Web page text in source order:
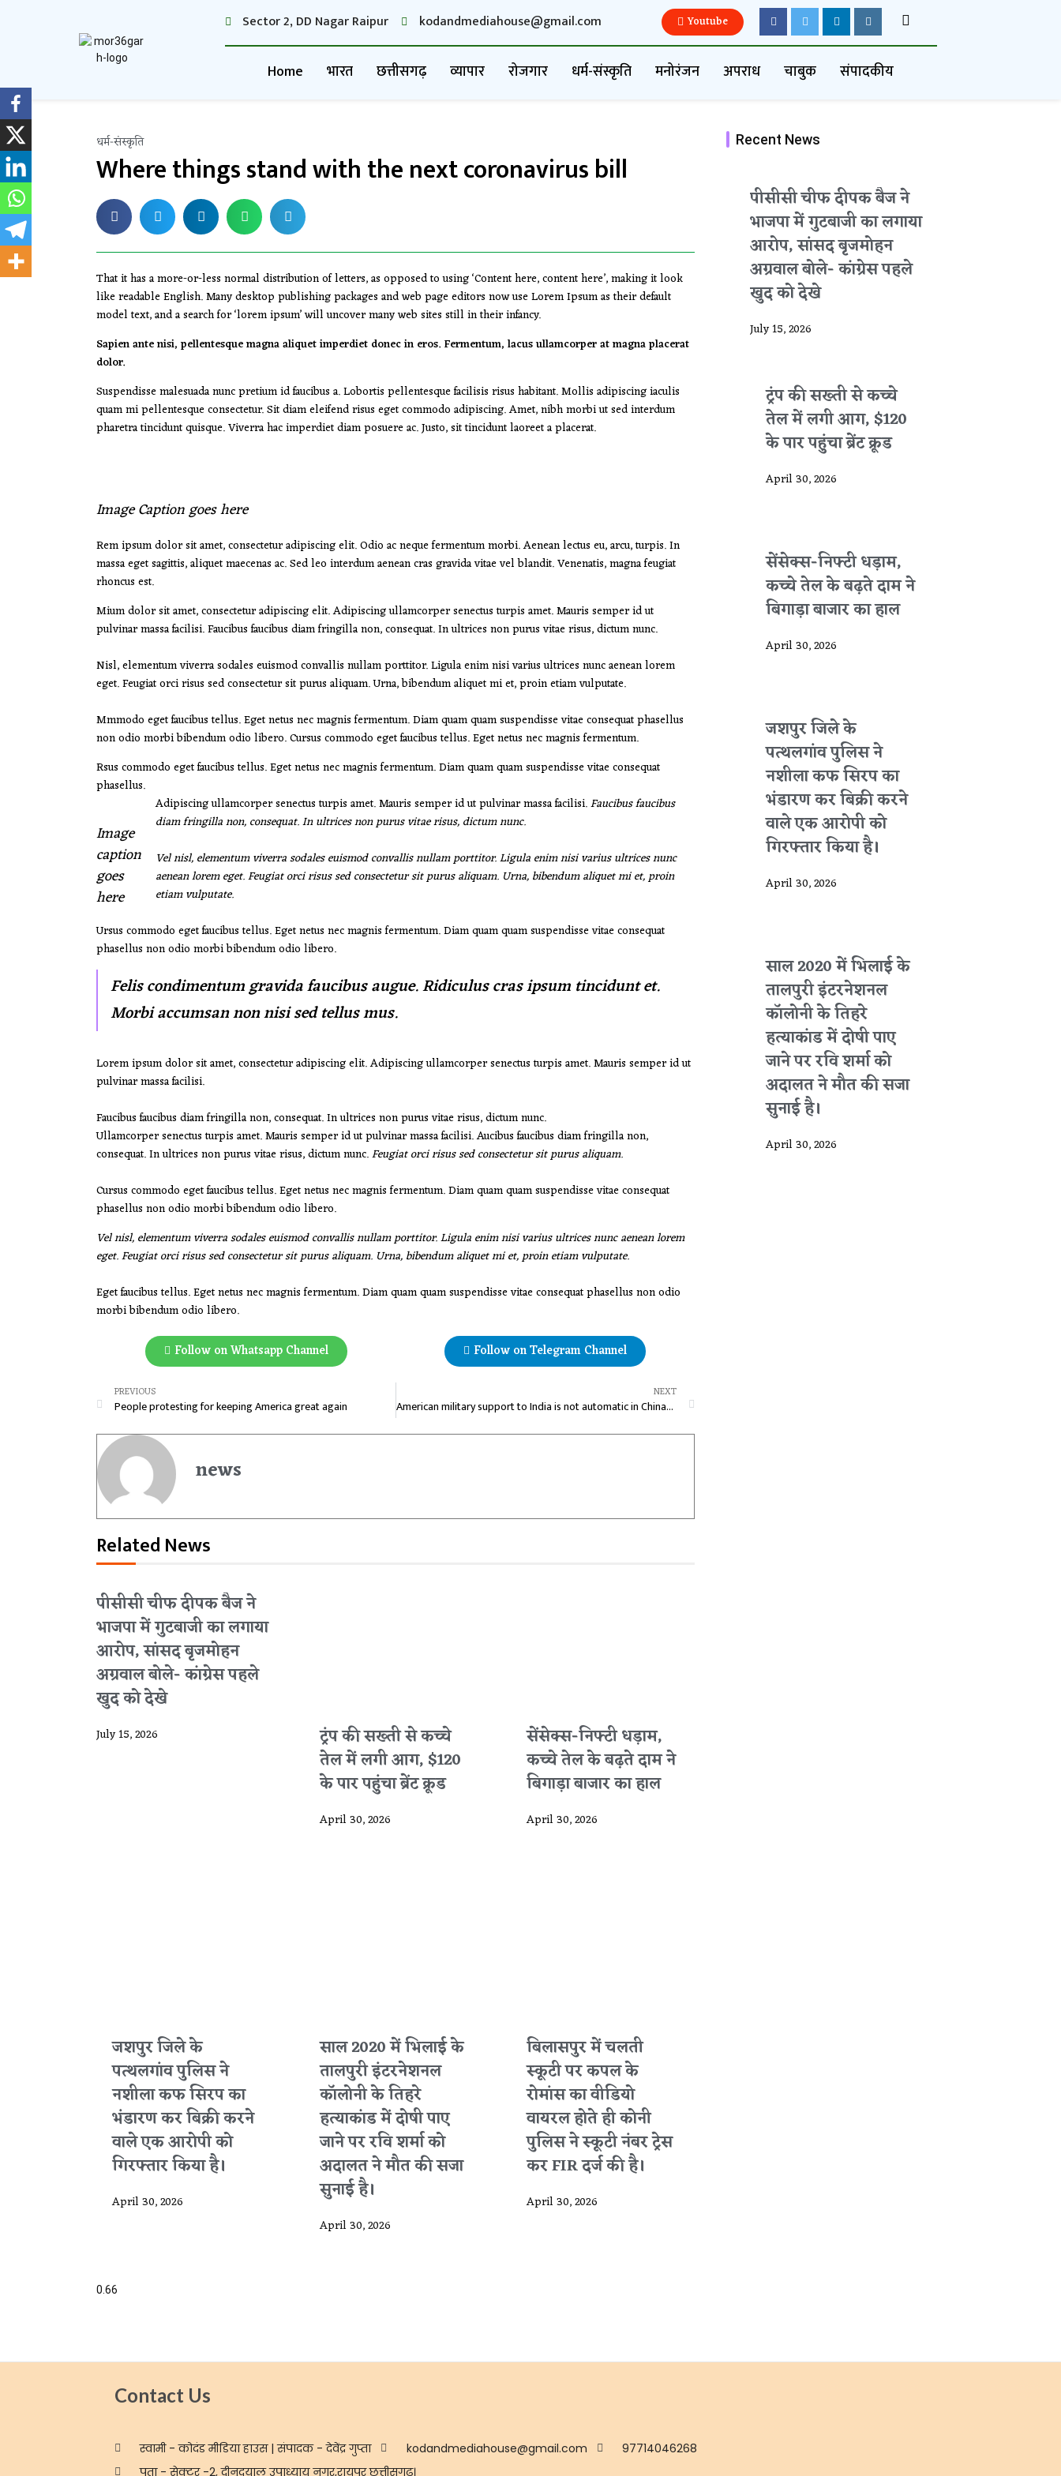
Sector 2, DD Nagar Raipur kodandmediahouse@gmail.com Youtube
Home भारत छत्तीसगढ़ व्यापार रोजगार धर्म-संस्कृति मनोरंजन अपराध चाबुक संपादकीय
धर्म-संस्कृति
Where things stand with the next coronavirus bill
That it has a more-or-less normal distribution of letters, as opposed to using ‘Content here, content here’, making it look
like readable English. Many desktop publishing packages and web page editors now use Lorem Ipsum as their default
model text, and a search for ‘lorem ipsum’ will uncover many web sites still in their infancy.
Sapien ante nisi, pellentesque magna aliquet imperdiet donec in eros. Fermentum, lacus ullamcorper at magna placerat
dolor.
Suspendisse malesuada nunc pretium id faucibus a. Lobortis pellentesque facilisis risus habitant. Mollis adipiscing iaculis
quam mi pellentesque consectetur. Sit diam eleifend risus eget commodo adipiscing. Amet, nibh morbi ut sed interdum
pharetra tincidunt quisque. Viverra hac imperdiet diam posuere ac. Justo, sit tincidunt laoreet a placerat.
Image Caption goes here
Rem ipsum dolor sit amet, consectetur adipiscing elit. Odio ac neque fermentum morbi. Aenean lectus eu, arcu, turpis. In
massa eget sagittis, aliquet maecenas ac. Sed leo interdum aenean cras gravida vitae vel blandit. Venenatis, magna feugiat
rhoncus est.
Mium dolor sit amet, consectetur adipiscing elit. Adipiscing ullamcorper senectus turpis amet. Mauris semper id ut
pulvinar massa facilisi. Faucibus faucibus diam fringilla non, consequat. In ultrices non purus vitae risus, dictum nunc.
Nisl, elementum viverra sodales euismod convallis nullam porttitor. Ligula enim nisi varius ultrices nunc aenean lorem
eget. Feugiat orci risus sed consectetur sit purus aliquam. Urna, bibendum aliquet mi et, proin etiam vulputate.
Mmmodo eget faucibus tellus. Eget netus nec magnis fermentum. Diam quam quam suspendisse vitae consequat phasellus
non odio morbi bibendum odio libero. Cursus commodo eget faucibus tellus. Eget netus nec magnis fermentum.
Rsus commodo eget faucibus tellus. Eget netus nec magnis fermentum. Diam quam quam suspendisse vitae consequat
phasellus.
Image
caption
goes
here
Adipiscing ullamcorper senectus turpis amet. Mauris semper id ut pulvinar massa facilisi.Faucibus faucibus
diam fringilla non, consequat. In ultrices non purus vitae risus, dictum nunc.
Vel nisl, elementum viverra sodales euismod convallis nullam porttitor. Ligula enim nisi varius ultrices nunc
aenean lorem eget. Feugiat orci risus sed consectetur sit purus aliquam. Urna, bibendum aliquet mi et, proin
etiam vulputate.
Ursus commodo eget faucibus tellus. Eget netus nec magnis fermentum. Diam quam quam suspendisse vitae consequat
phasellus non odio morbi bibendum odio libero.
Felis condimentum gravida faucibus augue. Ridiculus cras ipsum tincidunt et.
Morbi accumsan non nisi sed tellus mus.
Lorem ipsum dolor sit amet, consectetur adipiscing elit. Adipiscing ullamcorper senectus turpis amet. Mauris semper id ut
pulvinar massa facilisi.
Faucibus faucibus diam fringilla non, consequat. In ultrices non purus vitae risus, dictum nunc.
Ullamcorper senectus turpis amet. Mauris semper id ut pulvinar massa facilisi. Aucibus faucibus diam fringilla non,
consequat. In ultrices non purus vitae risus, dictum nunc.Feugiat orci risus sed consectetur sit purus aliquam.
Cursus commodo eget faucibus tellus. Eget netus nec magnis fermentum. Diam quam quam suspendisse vitae consequat
phasellus non odio morbi bibendum odio libero.
Vel nisl, elementum viverra sodales euismod convallis nullam porttitor. Ligula enim nisi varius ultrices nunc aenean lorem
eget. Feugiat orci risus sed consectetur sit purus aliquam. Urna, bibendum aliquet mi et, proin etiam vulputate.
Eget faucibus tellus. Eget netus nec magnis fermentum. Diam quam quam suspendisse vitae consequat phasellus non odio
morbi bibendum odio libero.
Follow on Whatsapp Channel Follow on Telegram Channel
PREVIOUS
People protesting for keeping America great again
NEXT
American military support to India is not automatic in China-India war
news
Related News
पीसीसी चीफ दीपक बैज ने
भाजपा में गुटबाजी का लगाया
आरोप, सांसद बृजमोहन
अग्रवाल बोले- कांग्रेस पहले
खुद को देखे
July 15, 2026
ट्रंप की सख्ती से कच्चे
तेल में लगी आग, $120
के पार पहुंचा ब्रेंट क्रूड
April 30, 2026
सेंसेक्स-निफ्टी धड़ाम,
कच्चे तेल के बढ़ते दाम ने
बिगाड़ा बाजार का हाल
April 30, 2026
जशपुर जिले के
पत्थलगांव पुलिस ने
नशीला कफ सिरप का
भंडारण कर बिक्री करने
वाले एक आरोपी को
गिरफ्तार किया है।
April 30, 2026
साल 2020 में भिलाई के
तालपुरी इंटरनेशनल
कॉलोनी के तिहरे
हत्याकांड में दोषी पाए
जाने पर रवि शर्मा को
अदालत ने मौत की सजा
सुनाई है।
April 30, 2026
बिलासपुर में चलती
स्कूटी पर कपल के
रोमांस का वीडियो
वायरल होते ही कोनी
पुलिस ने स्कूटी नंबर ट्रेस
कर FIR दर्ज की है।
April 30, 2026
Recent News
पीसीसी चीफ दीपक बैज ने
भाजपा में गुटबाजी का लगाया
आरोप, सांसद बृजमोहन
अग्रवाल बोले- कांग्रेस पहले
खुद को देखे
July 15, 2026
ट्रंप की सख्ती से कच्चे
तेल में लगी आग, $120
के पार पहुंचा ब्रेंट क्रूड
April 30, 2026
सेंसेक्स-निफ्टी धड़ाम,
कच्चे तेल के बढ़ते दाम ने
बिगाड़ा बाजार का हाल
April 30, 2026
जशपुर जिले के
पत्थलगांव पुलिस ने
नशीला कफ सिरप का
भंडारण कर बिक्री करने
वाले एक आरोपी को
गिरफ्तार किया है।
April 30, 2026
साल 2020 में भिलाई के
तालपुरी इंटरनेशनल
कॉलोनी के तिहरे
हत्याकांड में दोषी पाए
जाने पर रवि शर्मा को
अदालत ने मौत की सजा
सुनाई है।
April 30, 2026
Contact Us
स्वामी - कोदंड मीडिया हाउस | संपादक - देवेंद्र गुप्ता kodandmediahouse@gmail.com
97714046268
पता - सेक्टर -2, दीनदयाल उपाध्याय नगर,रायपुर छत्तीसगढ़।